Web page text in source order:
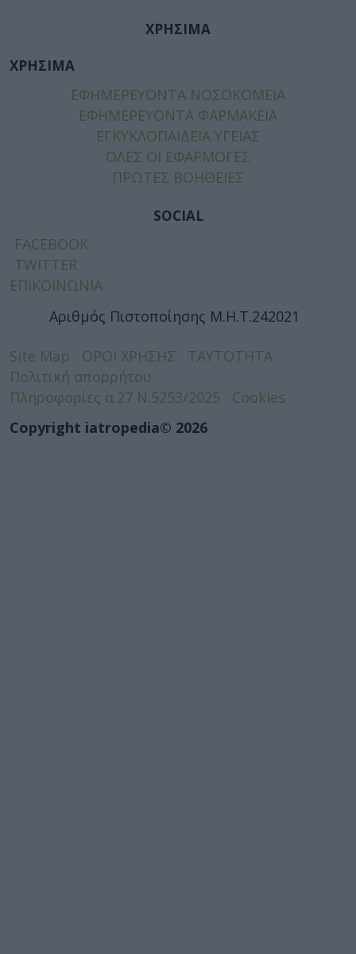
ΧΡΗΣΙΜΑ
ΧΡΗΣΙΜΑ
ΕΦΗΜΕΡΕΥΟΝΤΑ ΝΟΣΟΚΟΜΕΙΑ
ΕΦΗΜΕΡΕΥΟΝΤΑ ΦΑΡΜΑΚΕΙΑ
ΕΓΚΥΚΛΟΠΑΙΔΕΙΑ ΥΓΕΙΑΣ
ΟΛΕΣ ΟΙ ΕΦΑΡΜΟΓΕΣ
ΠΡΩΤΕΣ ΒΟΗΘΕΙΕΣ
SOCIAL
FACEBOOK
TWITTER
ΕΠΙΚΟΙΝΩΝΙΑ
Αριθμός Πιστοποίησης Μ.Η.Τ.242021
Site Map ΟΡΟΙ ΧΡΗΣΗΣ
ΤΑΥΤΟΤΗΤΑ
Πολιτική απορρήτου
Πληροφορίες α.27 Ν.5253/2025
Cookies
Copyright iatropedia© 2026